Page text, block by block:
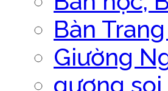
Bàn
Giường
gương soi